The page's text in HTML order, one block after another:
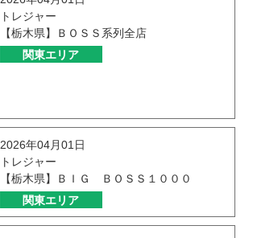
トレジャー
【栃木県】ＢＯＳＳ系列全店
関東エリア
2026年04月01日
トレジャー
【栃木県】ＢＩＧ ＢＯＳＳ１０００
関東エリア